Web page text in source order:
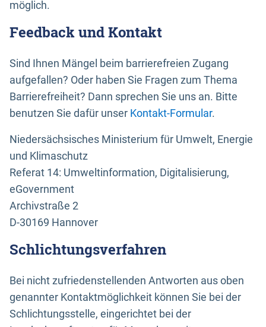
möglich.
Feedback und Kontakt
Sind Ihnen Mängel beim barrierefreien Zugang
aufgefallen? Oder haben Sie Fragen zum Thema
Barrierefreiheit? Dann sprechen Sie uns an. Bitte
benutzen Sie dafür unser Kontakt-Formular.
Niedersächsisches Ministerium für Umwelt, Energie
und Klimaschutz
Referat 14: Umweltinformation, Digitalisierung,
eGovernment
Archivstraße 2
D-30169 Hannover
Schlichtungsverfahren
Bei nicht zufriedenstellenden Antworten aus oben
genannter Kontaktmöglichkeit können Sie bei der
Schlichtungsstelle, eingerichtet bei der